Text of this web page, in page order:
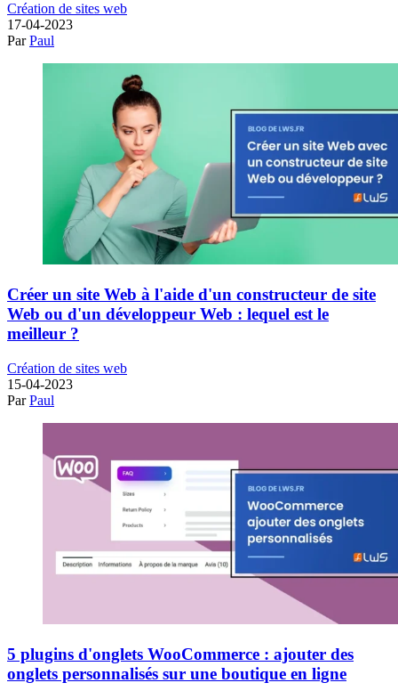
Création de sites web
17-04-2023
ParPaul
Créer un site Web à l'aide d'un constructeur de site
Web ou d'un développeur Web : lequel est le
meilleur ?
Création de sites web
15-04-2023
ParPaul
5 plugins d'onglets WooCommerce : ajouter des
onglets personnalisés sur une boutique en ligne